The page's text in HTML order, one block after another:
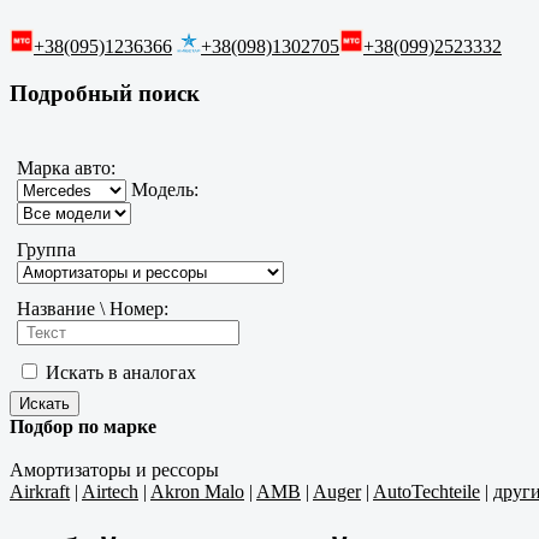
+38(095)1236366 +38(098)1302705 +38(099)2523332
Подробный поиск
Марка авто:
Модель:
Группа
Название \ Номер:
Искать в аналогах
Подбор по марке
Амортизаторы и рессоры
Airkraft| Airtech | Akron Malo | AMB | Auger| AutoTechteile |